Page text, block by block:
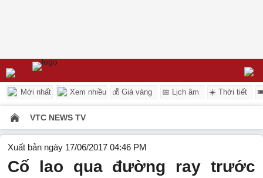
Mới nhất Xem nhiều 💰 Giá vàng 📅 Lịch âm ☀️ Thời tiết
VTC NEWS TV
Xuất bản ngày 17/06/2017 04:46 PM
Cố lao qua đường ray trước